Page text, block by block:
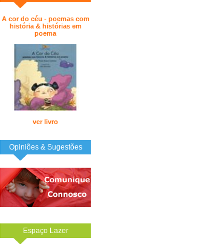
A cor do céu - poemas com
história & histórias em
poema
ver livro
Opiniões & Sugestões
Espaço Lazer